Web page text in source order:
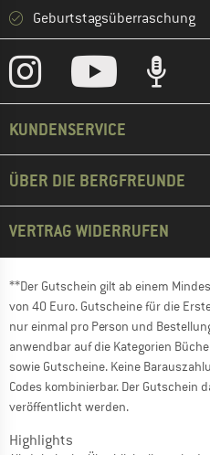
Geburtstagsüberraschung
KUNDENSERVICE
ÜBER DIE BERGFREUNDE
VERTRAG WIDERRUFEN
**Der Gutschein gilt ab einem
von 40 Euro. Gutscheine für die
nur einmal pro Person und
anwendbar auf die Kategorien
sowie Gutscheine. Keine
Codes kombinierbar. Der Gutschein
veröffentlicht werden.
Highlights